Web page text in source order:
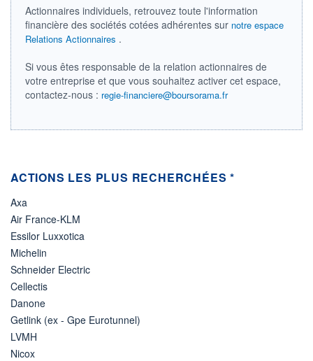
- -
ÉCHANGE
ÉLIGIBILITÉ
Non éligible
Boursobank
Actionnaires individuels, retrouvez toute l'information
financière des sociétés cotées adhérentes sur notre espace
Relations Actionnaires .
Si vous êtes responsable de la relation actionnaires de
votre entreprise et que vous souhaitez activer cet espace,
contactez-nous : regie-financiere@boursorama.fr
ACTIONS LES PLUS RECHERCHÉES *
Axa
Air France-KLM
Essilor Luxxotica
Michelin
Schneider Electric
Cellectis
Danone
Getlink (ex - Gpe Eurotunnel)
LVMH
Nicox